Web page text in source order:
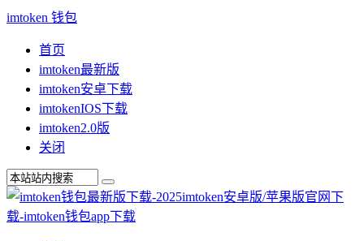
imtoken 钱包
首页
imtoken最新版
imtoken安卓下载
imtokenIOS下载
imtoken2.0版
关闭